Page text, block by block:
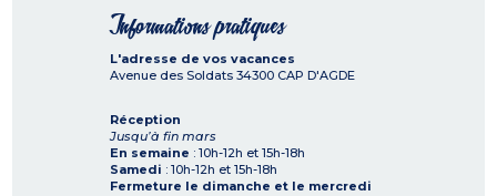
Informations pratiques
L'adresse de vos vacances
Avenue des Soldats 34300 CAP D'AGDE
Réception
Jusqu’à fin mars
En semaine : 10h-12h et 15h-18h
Samedi : 10h-12h et 15h-18h
Fermeture le dimanche et le mercredi